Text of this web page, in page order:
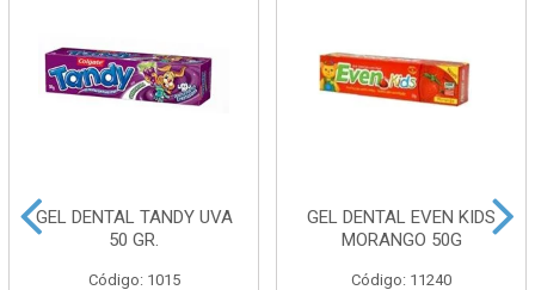
GEL DENTAL TANDY UVA
50 GR.
Código: 1015
GEL DENTAL EVEN KIDS
MORANGO 50G
Código: 11240